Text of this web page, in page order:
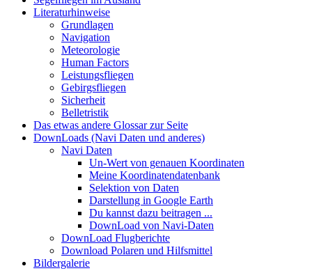
Literaturhinweise
Grundlagen
Navigation
Meteorologie
Human Factors
Leistungsfliegen
Gebirgsfliegen
Sicherheit
Belletristik
Das etwas andere Glossar zur Seite
DownLoads (Navi Daten und anderes)
Navi Daten
Un-Wert von genauen Koordinaten
Meine Koordinatendatenbank
Selektion von Daten
Darstellung in Google Earth
Du kannst dazu beitragen ...
DownLoad von Navi-Daten
DownLoad Flugberichte
Download Polaren und Hilfsmittel
Bildergalerie